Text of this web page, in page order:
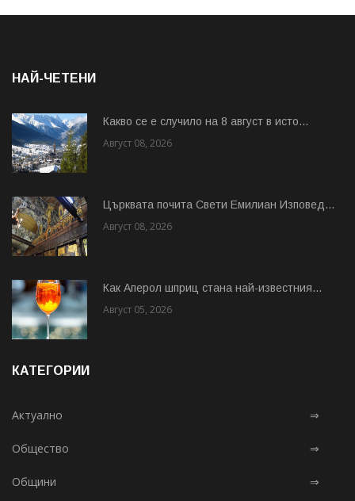
НАЙ-ЧЕТЕНИ
Какво се е случило на 8 август в исто...
Август 08, 2026
Църквата почита Свeти Емилиан Изповед...
Август 08, 2026
Как Аперол шприц стана най-известния...
Август 05, 2026
КАТЕГОРИИ
Актуално ⇒
Общество ⇒
Общини ⇒